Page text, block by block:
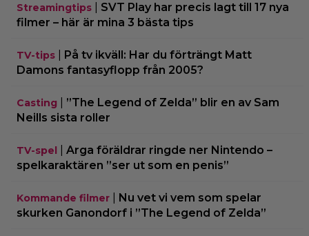
Streamingtips
SVT Play har precis lagt till 17 nya
filmer – här är mina 3 bästa tips
TV-tips
På tv ikväll: Har du förträngt Matt
Damons fantasyflopp från 2005?
Casting
”The Legend of Zelda” blir en av Sam
Neills sista roller
TV-spel
Arga föräldrar ringde ner Nintendo –
spelkaraktären ”ser ut som en penis”
Kommande filmer
Nu vet vi vem som spelar
skurken Ganondorf i ”The Legend of Zelda”